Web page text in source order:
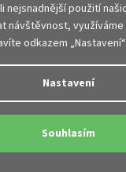
nejsnadnější použití
návštěvnost,
odkazem „Nastavení“.
Nastavení
Souhlasím
držák do auta
držák
pouzdra vložíte
pomocí silného